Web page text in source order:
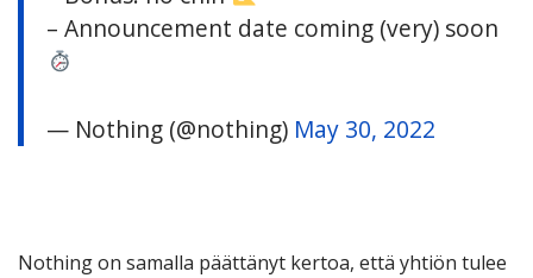
– Announcement date coming (very) soon
— Nothing (@nothing) May 30, 2022
Nothing on samalla päättänyt kertoa, että yhtiön tulee